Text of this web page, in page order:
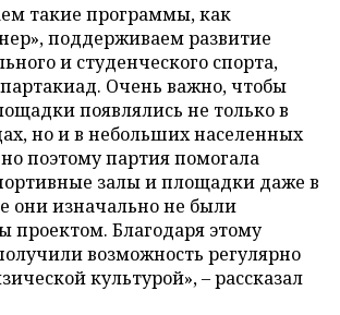
такие программы, как
поддерживаем развитие
и студенческого спорта,
Очень важно, чтобы
появлялись не только в
но и в небольших населенных
поэтому партия помогала
залы и площадки даже в
они изначально не были
проектом. Благодаря этому
возможность регулярно
культурой», – рассказал